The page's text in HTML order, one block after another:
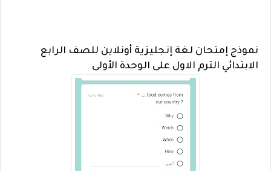
نموذج إمتحان لغة إنجليزية أونلاين للصف الرابع
الابتدائي الترم الاول على الوحدة الأولى